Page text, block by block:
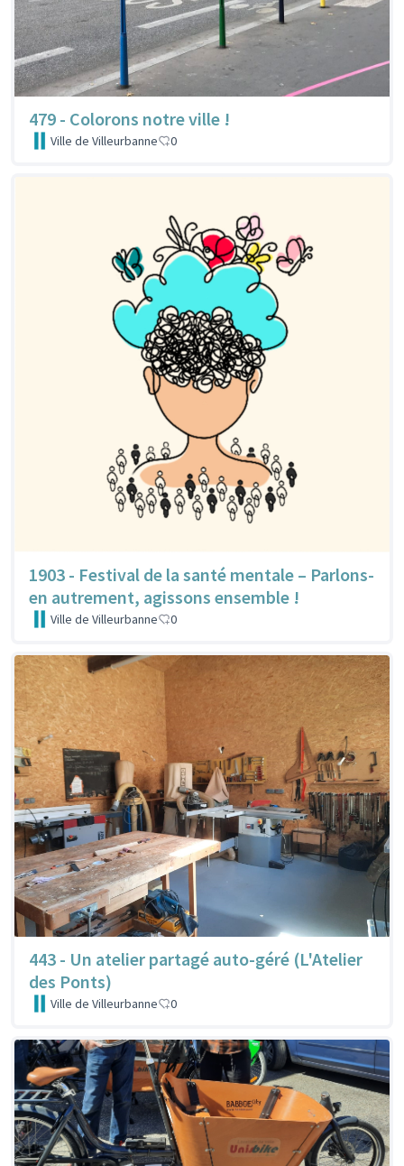
479 - Colorons notre ville !
Ville de Villeurbanne 0
1903 - Festival de la santé mentale – Parlons-
en autrement, agissons ensemble !
Ville de Villeurbanne 0
443 - Un atelier partagé auto-géré (L'Atelier
des Ponts)
Ville de Villeurbanne 0